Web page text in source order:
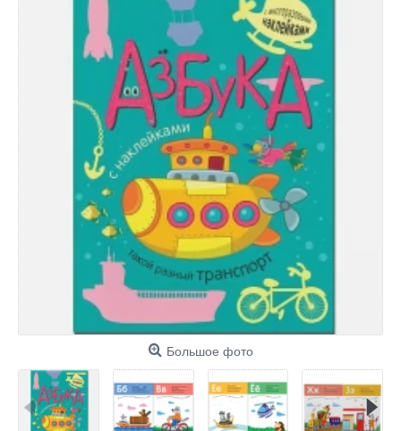
Большое фото